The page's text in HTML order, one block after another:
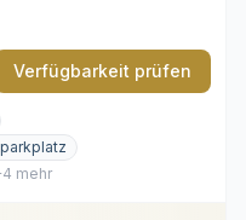
Verfügbarkeit prüfen
mehr